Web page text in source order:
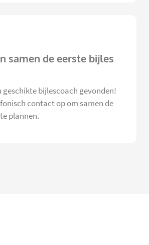
samen de eerste bijles
geschikte bijlescoach gevonden!
contact op om samen de
plannen.